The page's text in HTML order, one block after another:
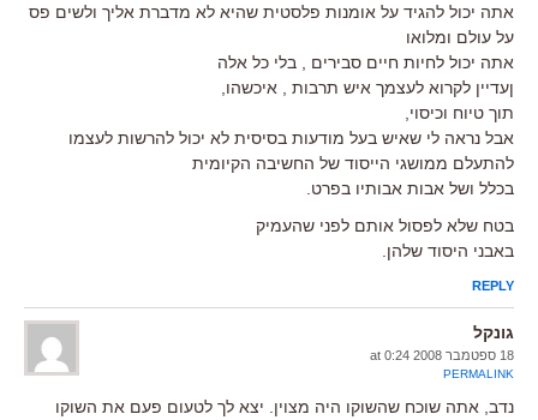
אתה יכול להגיד על אומנות פלסטית שהיא לא מדברת אליך ולשים פס
על עולם ומלואו
אתה יכול לחיות חיים סבירים , בלי כל אלה
ןעדיין לקרוא לעצמך איש תרבות , איכשהו,
תוך טיוח וכיסוי,
אבל נראה לי שאיש בעל מודעות בסיסית לא יכול להרשות לעצמו
להתעלם ממושגי הייסוד של החשיבה הקיומית
בכלל ושל אבות אבותיו בפרט.
בטח שלא לפסול אותם לפני שהעמיק
באבני היסוד שלהן.
REPLY
גונקל
18 ספטמבר 2008 at 0:24
PERMALINK
נדב, אתה שוכח שהשוקו היה מצוין. יצא לך לטעום פעם את השוקו